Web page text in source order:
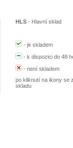
HLS - Hlavní sklad
-je skladem
-k dispozici do 48
-není skladem
po kliknutí na ikony se
skladu